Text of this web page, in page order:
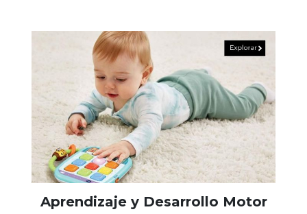
Aprendizaje y Desarrollo Motor